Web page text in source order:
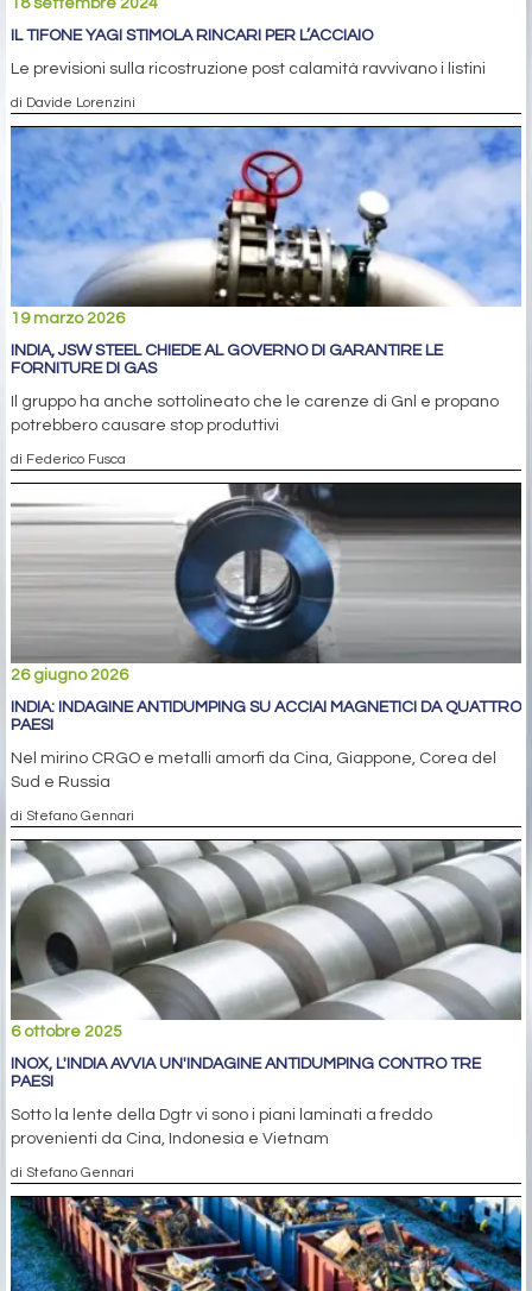
IL TIFONE YAGI STIMOLA RINCARI PER L’ACCIAIO
Le previsioni sulla ricostruzione post calamità ravvivano i listini
di Davide Lorenzini
19 marzo 2026
INDIA, JSW STEEL CHIEDE AL GOVERNO DI GARANTIRE LE
FORNITURE DI GAS
Il gruppo ha anche sottolineato che le carenze di Gnl e propano
potrebbero causare stop produttivi
di Federico Fusca
26 giugno 2026
INDIA: INDAGINE ANTIDUMPING SU ACCIAI MAGNETICI DA QUATTRO
PAESI
Nel mirino CRGO e metalli amorfi da Cina, Giappone, Corea del
Sud e Russia
di Stefano Gennari
6 ottobre 2025
INOX, L'INDIA AVVIA UN'INDAGINE ANTIDUMPING CONTRO TRE
PAESI
Sotto la lente della Dgtr vi sono i piani laminati a freddo
provenienti da Cina, Indonesia e Vietnam
di Stefano Gennari